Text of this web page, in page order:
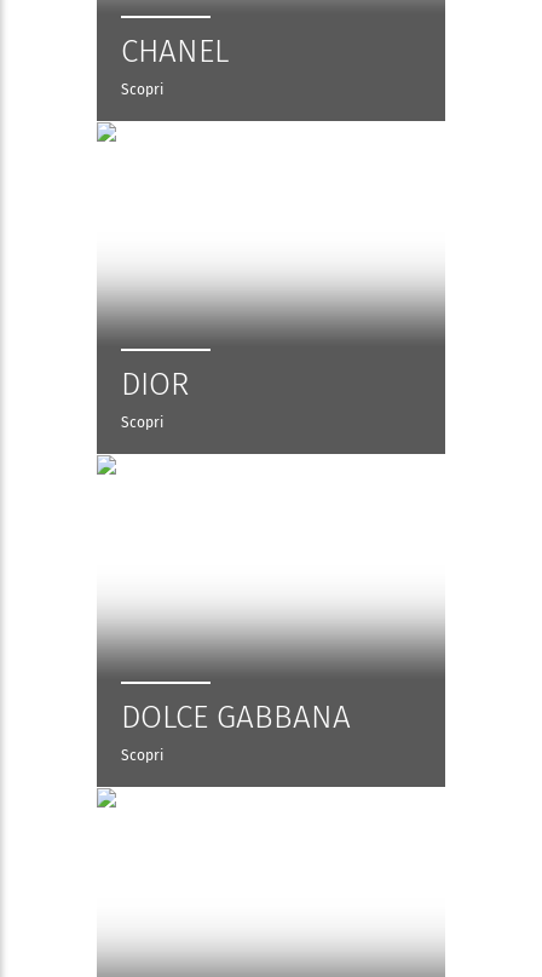
CHANEL
Scopri
DIOR
Scopri
DOLCE GABBANA
Scopri